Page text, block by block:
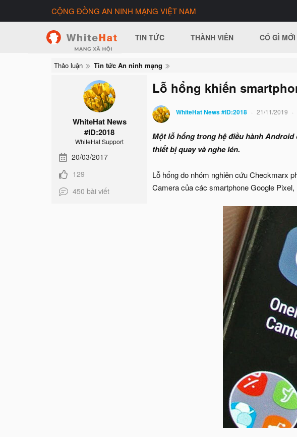
CỘNG ĐỒNG AN NINH MẠNG VIỆT NAM
TIN TỨC THÀNH VIÊN CÓ GÌ MỚI
Thảo luận Tin tức An ninh mạng
WhiteHat News
#ID:2018
WhiteHat Support
20/03/2017
129
450 bài viết
Lỗ hổng khiến
WhiteHat News #ID:2018 21/11/2019
Một lỗ hổng trong hệ điều hành Android
thiết bị quay và nghe lén.
Lỗ hổng do nhóm nghiên cứu Checkmarx
Camera của các smartphone Google